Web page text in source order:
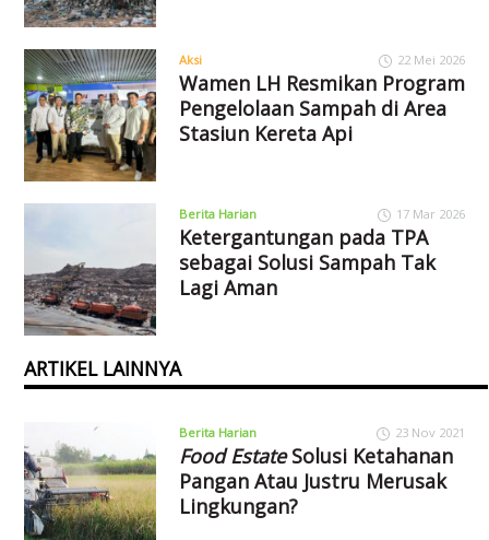
Aksi 22 Mei 2026
Wamen LH Resmikan Program
Pengelolaan Sampah di Area
Stasiun Kereta Api
Berita Harian 17 Mar 2026
Ketergantungan pada TPA
sebagai Solusi Sampah Tak
Lagi Aman
ARTIKEL LAINNYA
Berita Harian 23 Nov 2021
Food EstateSolusi Ketahanan
Pangan Atau Justru Merusak
Lingkungan?